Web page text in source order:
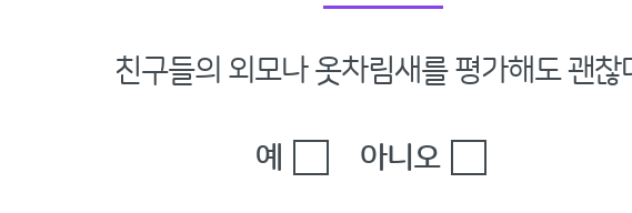
친구들의 외모나 옷차림새를 평가해도 괜찮
예 아니오